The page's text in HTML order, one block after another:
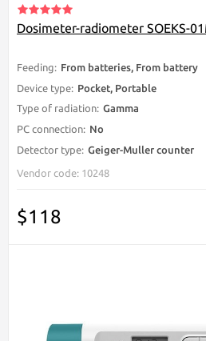
Feeding: From batteries, From battery
Device type: Pocket, Portable
PC connection: No
Detector type: Geiger-Muller counter
Vendor code: 10248
$118